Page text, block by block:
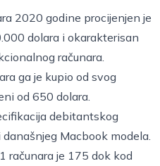
2020 godine procijenjen je
dolara i okarakterisan
računara.
ga je kupio od svog
od 650 dolara.
debitantskog
Macbook modela.
računara je 175 dok kod